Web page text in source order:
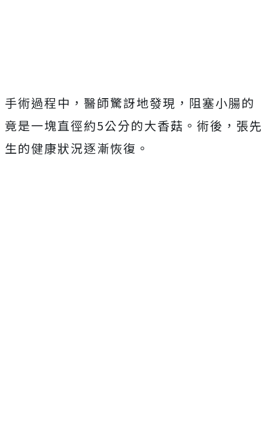
手術過程中，醫師驚訝地發現，阻塞小腸的
竟是一塊直徑約5公分的大香菇。術後，張先
生的健康狀況逐漸恢復。